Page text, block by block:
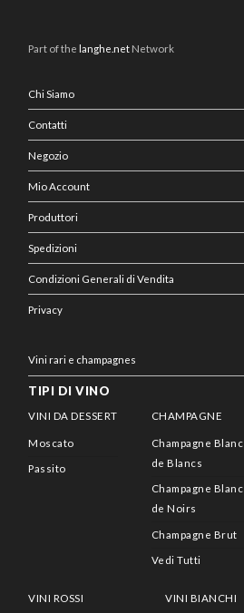
Part of thelanghe.net Network
Chi Siamo
Contatti
Negozio
Mio Account
Produttori
Spedizioni
Condizioni Generali di Vendita
Privacy
Vini rari e champagnes
TIPI DI VINO
VINI DA DESSERT
Moscato
Passito
CHAMPAGNE
Champagne Blanc
de Blancs
Champagne Blanc
de Noirs
Champagne Brut
Vedi Tutti
VINI ROSSI VINI BIANCHI